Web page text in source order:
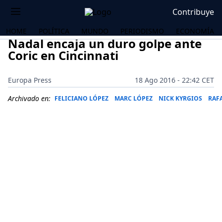
Contribuye
HOME POLÍTICA MUNDO PERIODISMO ECONOMÍA
Nadal encaja un duro golpe ante
Coric en Cincinnati
Europa Press
18 Ago 2016 - 22:42 CET
Archivado en: FELICIANO LÓPEZ MARC LÓPEZ NICK KYRGIOS